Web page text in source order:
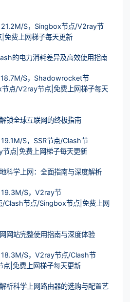
S，Singbox节点/V2ray节
免费上网梯子每天更新
的电力消耗差异及高效使用指南
S，Shadowrocket节
点/V2ray节点|免费上网梯子每天
锁全球互联网的终极指南
S，SSR节点/Clash节
点|免费上网梯子每天更新
科学上网：全面指南与深度解析
S，V2ray节
Clash节点/Singbox节点|免费上网
网站完整使用指南与深度体验
S，V2ray节点/Clash节
点|免费上网梯子每天更新
析科学上网路由器的选购与配置艺